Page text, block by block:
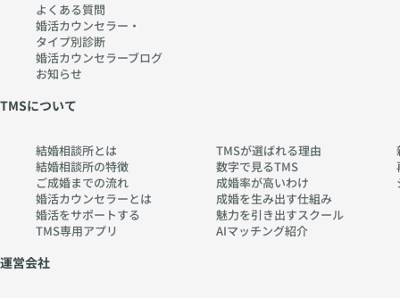
よくある質問
婚活カウンセラー・
タイプ別診断
婚活カウンセラーブログ
お知らせ
TMSについて
結婚相談所とは
結婚相談所の特徴
ご成婚までの流れ
婚活カウンセラーとは
婚活をサポートする
TMS専用アプリ
TMSが選ばれる理由
数字で見るTMS
成婚率が高いわけ
成婚を生み出す仕組み
魅力を引き出すスクール
AIマッチング紹介
運営会社